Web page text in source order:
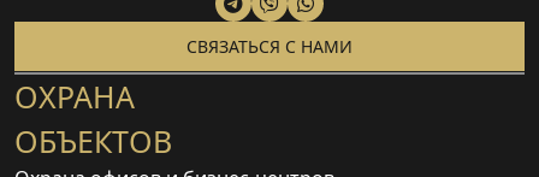
ОХРАНА
ОБЪЕКТОВ
СВЯЗАТЬСЯ С НАМИ